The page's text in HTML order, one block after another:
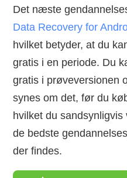
Det næste
Data Recovery for
hvilket betyder, at du
gratis i en periode. Du
gratis i prøveversionen
synes om det, før du
hvilket du
de bedste
der findes.